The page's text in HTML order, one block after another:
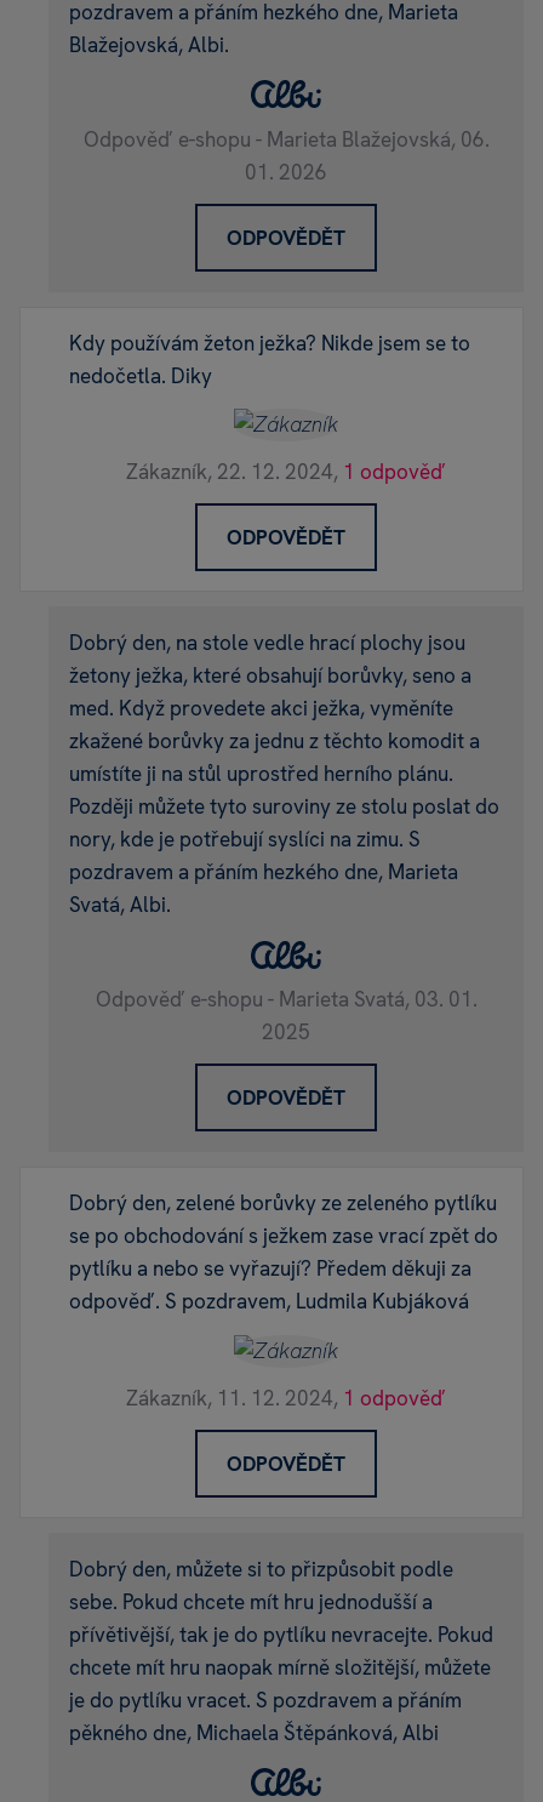
pozdravem a přáním hezkého dne, Marieta
Blažejovská, Albi.
Odpověď e-shopu - Marieta Blažejovská, 06.
01. 2026
ODPOVĚDĚT
Kdy používám žeton ježka? Nikde jsem se to
nedočetla. Diky
Zákazník, 22. 12. 2024, 1 odpověď
ODPOVĚDĚT
Dobrý den, na stole vedle hrací plochy jsou
žetony ježka, které obsahují borůvky, seno a
med. Když provedete akci ježka, vyměníte
zkažené borůvky za jednu z těchto komodit a
umístíte ji na stůl uprostřed herního plánu.
Později můžete tyto suroviny ze stolu poslat do
nory, kde je potřebují syslíci na zimu. S
pozdravem a přáním hezkého dne, Marieta
Svatá, Albi.
Odpověď e-shopu - Marieta Svatá, 03. 01.
2025
ODPOVĚDĚT
Dobrý den, zelené borůvky ze zeleného pytlíku
se po obchodování s ježkem zase vrací zpět do
pytlíku a nebo se vyřazují? Předem děkuji za
odpověď. S pozdravem, Ludmila Kubjáková
Zákazník, 11. 12. 2024, 1 odpověď
ODPOVĚDĚT
Dobrý den, můžete si to přizpůsobit podle
sebe. Pokud chcete mít hru jednodušší a
přívětivější, tak je do pytlíku nevracejte. Pokud
chcete mít hru naopak mírně složitější, můžete
je do pytlíku vracet. S pozdravem a přáním
pěkného dne, Michaela Štěpánková, Albi